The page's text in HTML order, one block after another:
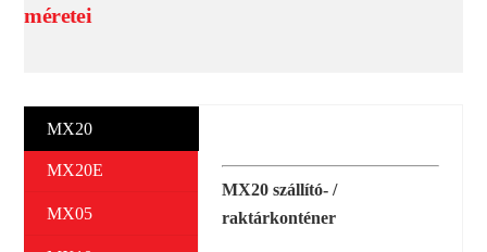
méretei
MX20
MX20E
MX05
MX20 szállító- /
raktárkonténer